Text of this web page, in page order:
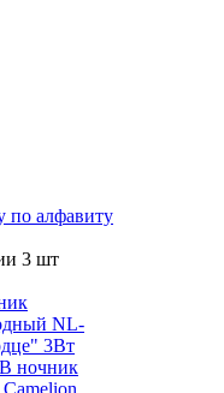
по алфавиту
3 шт
NL-
3Вт
ночник